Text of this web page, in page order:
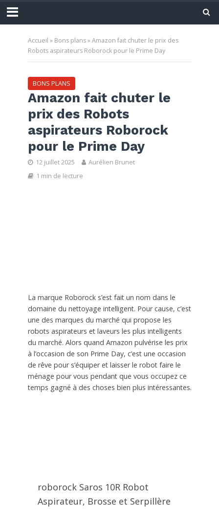
Accueil » Bons plans»Amazon fait chuter le prix des
Robots aspirateurs Roborock pour le Prime Day
BONS PLANS
Amazon fait chuter le
prix des Robots
aspirateurs Roborock
pour le Prime Day
12 juillet 2025
Aurélien Brunet
1 min de lecture
La marque Roborock s’est fait un nom dans le
domaine du nettoyage intelligent. Pour cause, c’est
une des marques du marché qui propose les
robots aspirateurs et laveurs les plus intelligents
du marché. Alors quand Amazon pulvérise les prix
à l’occasion de son Prime Day, c’est une occasion
de rêve pour s’équiper et laisser le robot faire le
ménage pour vous pendant que vous occupez ce
temps gagné à des choses bien plus intéressantes.
roborock Saros 10R Robot
Aspirateur, Brosse et Serpillère